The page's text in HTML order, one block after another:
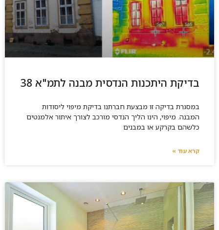
בדיקת היתכנות הנדסית מבנה לתמ"א 38
במסגרת בדיקה זו מבצעת חברתנו בדיקת מיפוי ליסודות
המבנה. מיפוי, הינו הליך הנדסי מורכב לצורך איתור אלמנטים
כלשהם בקרקע או במבנים
קרא עוד »